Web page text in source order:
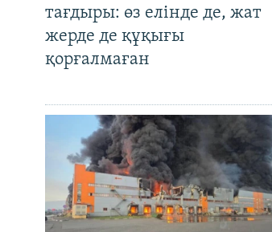
тағдыры: өз елінде де, жат
жерде де құқығы
қорғалмаған